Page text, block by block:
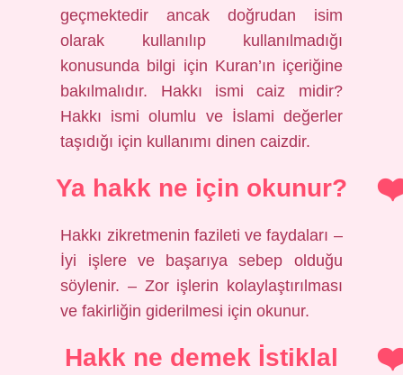
geçmektedir ancak doğrudan isim
olarak kullanılıp kullanılmadığı
konusunda bilgi için Kuran’ın içeriğine
bakılmalıdır. Hakkı ismi caiz midir?
Hakkı ismi olumlu ve İslami değerler
taşıdığı için kullanımı dinen caizdir.
Ya hakk ne için okunur?
Hakkı zikretmenin fazileti ve faydaları –
İyi işlere ve başarıya sebep olduğu
söylenir. – Zor işlerin kolaylaştırılması
ve fakirliğin giderilmesi için okunur.
Hakk ne demek İstiklal